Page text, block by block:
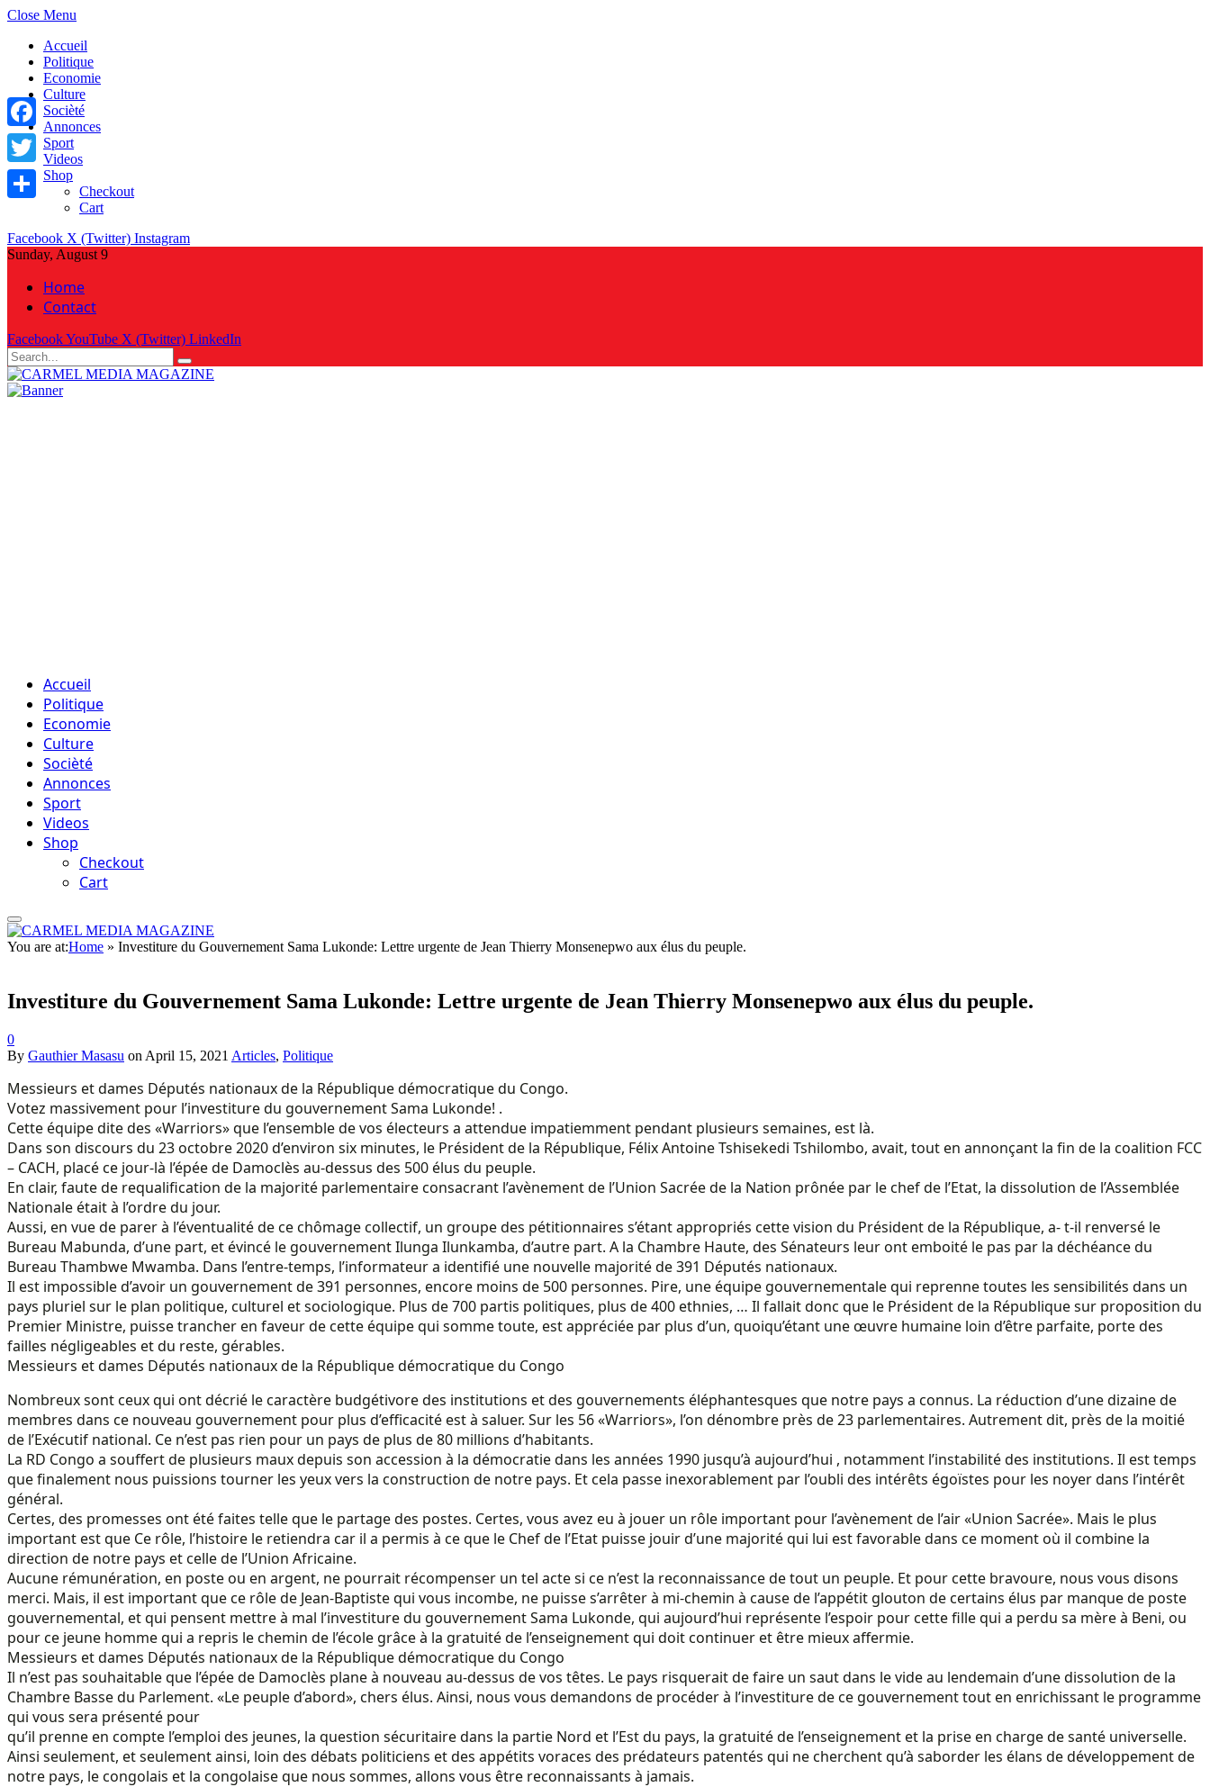
Close Menu
Accueil
Politique
Economie
Culture
Socièté
Annonces
Sport
Videos
Shop
Checkout
Cart
Facebook X (Twitter) Instagram
Sunday, August 9
Home
Contact
FacebookYouTube X (Twitter) LinkedIn
Accueil
Politique
Economie
Culture
Socièté
Annonces
Sport
Videos
Shop
Checkout
Cart
You are at:Home » Investiture du Gouvernement Sama Lukonde: Lettre urgente de Jean Thierry Monsenepwo aux élus du peuple.
Investiture du Gouvernement Sama Lukonde: Lettre urgente de Jean Thierry Monsenepwo aux élus du peuple.
0
By Gauthier Masasu on April 15, 2021 Articles, Politique
Messieurs et dames Députés nationaux de la République démocratique du Congo.
Votez massivement pour l’investiture du gouvernement Sama Lukonde! .
Cette équipe dite des «Warriors» que l’ensemble de vos électeurs a attendue impatiemment pendant plusieurs semaines, est là.
Dans son discours du 23 octobre 2020 d’environ six minutes, le Président de la République, Félix Antoine Tshisekedi Tshilombo, avait, tout en annonçant la fin de la coalition FCC
– CACH, placé ce jour-là l’épée de Damoclès au-dessus des 500 élus du peuple.
En clair, faute de requalification de la majorité parlementaire consacrant l’avènement de l’Union Sacrée de la Nation prônée par le chef de l’Etat, la dissolution de l’Assemblée
Nationale était à l’ordre du jour.
Aussi, en vue de parer à l’éventualité de ce chômage collectif, un groupe des pétitionnaires s’étant appropriés cette vision du Président de la République, a- t-il renversé le
Bureau Mabunda, d’une part, et évincé le gouvernement Ilunga Ilunkamba, d’autre part. A la Chambre Haute, des Sénateurs leur ont emboité le pas par la déchéance du
Bureau Thambwe Mwamba. Dans l’entre-temps, l’informateur a identifié une nouvelle majorité de 391 Députés nationaux.
Il est impossible d’avoir un gouvernement de 391 personnes, encore moins de 500 personnes. Pire, une équipe gouvernementale qui reprenne toutes les sensibilités dans un
pays pluriel sur le plan politique, culturel et sociologique. Plus de 700 partis politiques, plus de 400 ethnies, … Il fallait donc que le Président de la République sur proposition du
Premier Ministre, puisse trancher en faveur de cette équipe qui somme toute, est appréciée par plus d’un, quoiqu’étant une œuvre humaine loin d’être parfaite, porte des
failles négligeables et du reste, gérables.
Messieurs et dames Députés nationaux de la République démocratique du Congo
Nombreux sont ceux qui ont décrié le caractère budgétivore des institutions et des gouvernements éléphantesques que notre pays a connus. La réduction d’une dizaine de
membres dans ce nouveau gouvernement pour plus d’efficacité est à saluer. Sur les 56 «Warriors», l’on dénombre près de 23 parlementaires. Autrement dit, près de la moitié
de l’Exécutif national. Ce n’est pas rien pour un pays de plus de 80 millions d’habitants.
La RD Congo a souffert de plusieurs maux depuis son accession à la démocratie dans les années 1990 jusqu’à aujourd’hui , notamment l’instabilité des institutions. Il est temps
que finalement nous puissions tourner les yeux vers la construction de notre pays. Et cela passe inexorablement par l’oubli des intérêts égoïstes pour les noyer dans l’intérêt
général.
Certes, des promesses ont été faites telle que le partage des postes. Certes, vous avez eu à jouer un rôle important pour l’avènement de l’air «Union Sacrée». Mais le plus
important est que Ce rôle, l’histoire le retiendra car il a permis à ce que le Chef de l’Etat puisse jouir d’une majorité qui lui est favorable dans ce moment où il combine la
direction de notre pays et celle de l’Union Africaine.
Aucune rémunération, en poste ou en argent, ne pourrait récompenser un tel acte si ce n’est la reconnaissance de tout un peuple. Et pour cette bravoure, nous vous disons
merci. Mais, il est important que ce rôle de Jean-Baptiste qui vous incombe, ne puisse s’arrêter à mi-chemin à cause de l’appétit glouton de certains élus par manque de poste
gouvernemental, et qui pensent mettre à mal l’investiture du gouvernement Sama Lukonde, qui aujourd’hui représente l’espoir pour cette fille qui a perdu sa mère à Beni, ou
pour ce jeune homme qui a repris le chemin de l’école grâce à la gratuité de l’enseignement qui doit continuer et être mieux affermie.
Messieurs et dames Députés nationaux de la République démocratique du Congo
Il n’est pas souhaitable que l’épée de Damoclès plane à nouveau au-dessus de vos têtes. Le pays risquerait de faire un saut dans le vide au lendemain d’une dissolution de la
Chambre Basse du Parlement. «Le peuple d’abord», chers élus. Ainsi, nous vous demandons de procéder à l’investiture de ce gouvernement tout en enrichissant le programme
qui vous sera présenté pour
qu’il prenne en compte l’emploi des jeunes, la question sécuritaire dans la partie Nord et l’Est du pays, la gratuité de l’enseignement et la prise en charge de santé universelle.
Ainsi seulement, et seulement ainsi, loin des débats politiciens et des appétits voraces des prédateurs patentés qui ne cherchent qu’à saborder les élans de développement de
notre pays, le congolais et la congolaise que nous sommes, allons vous être reconnaissants à jamais.
Facebook
Twitter